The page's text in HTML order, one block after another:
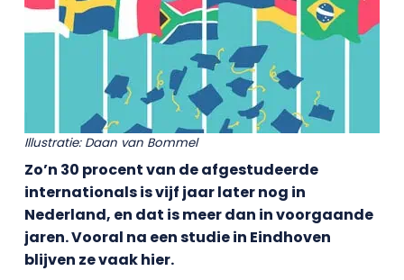
Illustratie: Daan van Bommel
Zo’n 30 procent van de afgestudeerde
internationals is vijf jaar later nog in
Nederland, en dat is meer dan in voorgaande
jaren. Vooral na een studie in Eindhoven
blijven ze vaak hier.